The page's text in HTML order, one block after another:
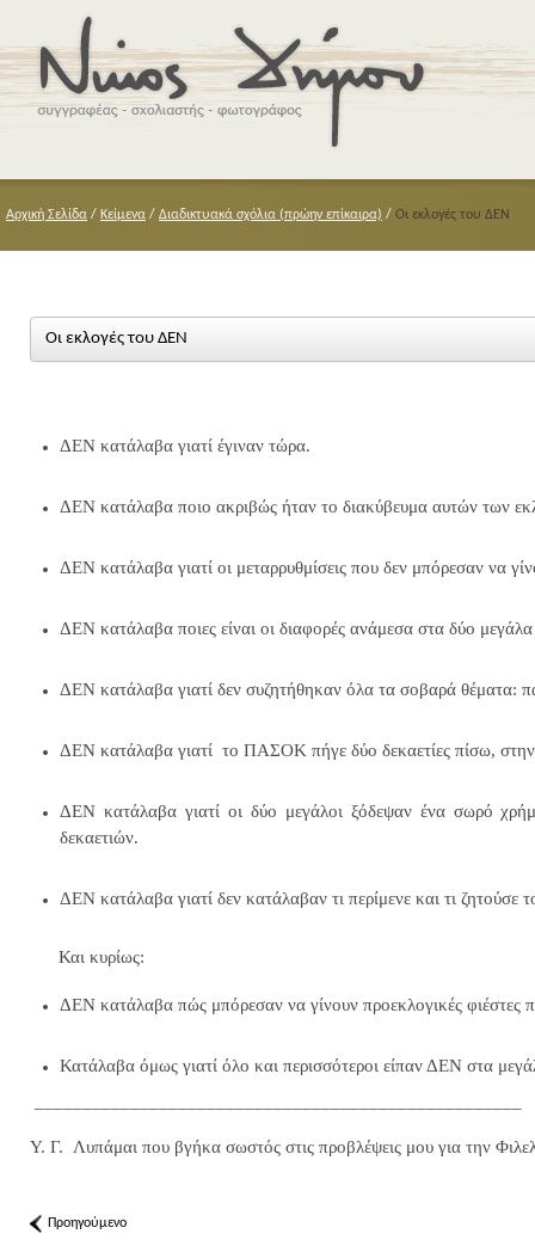
Αρχική Σελίδα / Κείμενα / Διαδικτυακά σχόλια (πρώην επίκαιρα) / Οι εκλογές του ΔΕΝ
Οι εκλογές του ΔΕΝ
ΔΕΝ κατάλαβα γιατί έγιναν τώρα.
ΔΕΝ κατάλαβα ποιο ακριβώς ήταν το διακύβευμα αυτών των
ΔΕΝ κατάλαβα γιατί οι μεταρρυθμίσεις που δεν μπόρεσαν να
ΔΕΝ κατάλαβα ποιες είναι οι διαφορές ανάμεσα στα δύο
ΔΕΝ κατάλαβα γιατί δεν συζητήθηκαν όλα τα σοβαρά θέματα:
ΔΕΝ κατάλαβα γιατί το ΠΑΣΟΚ πήγε δύο δεκαετίες πίσω,
ΔΕΝ κατάλαβα γιατί οι δύο μεγάλοι ξόδεψαν ένα σωρό
δεκαετιών.
ΔΕΝ κατάλαβα γιατί δεν κατάλαβαν τι περίμενε και τι ζητούσε
Και κυρίως:
ΔΕΝ κατάλαβα πώς μπόρεσαν να γίνουν προεκλογικές
Κατάλαβα όμως γιατί όλο και περισσότεροι είπαν ΔΕΝ στα
Υ. Γ. Λυπάμαι που βγήκα σωστός στις προβλέψεις μου για την
Προηγούμενο